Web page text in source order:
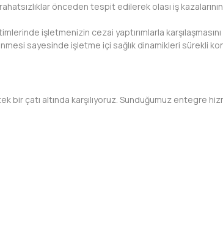
önceden tespit edilerek olası iş
işletmenizin cezai yaptırımlarla
sayesinde işletme içi sağlık dinamikleri sürekli
çatı altında karşılıyoruz. Sunduğumuz entegre